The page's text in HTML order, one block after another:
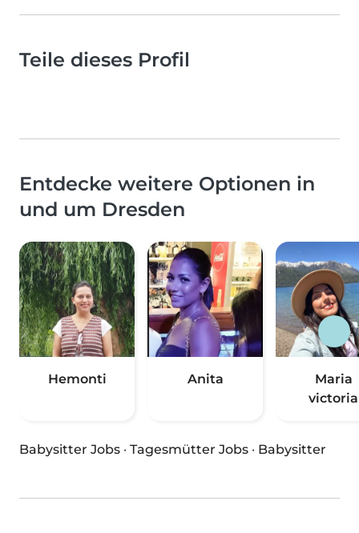
Teile dieses Profil
Entdecke weitere Optionen in
und um Dresden
Hemonti Anita
Maria
victoria
Babysitter Jobs · Tagesmütter Jobs · Babysitter